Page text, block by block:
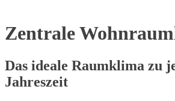
Zentrale
Das ideale Raumklima zu
Jahreszeit